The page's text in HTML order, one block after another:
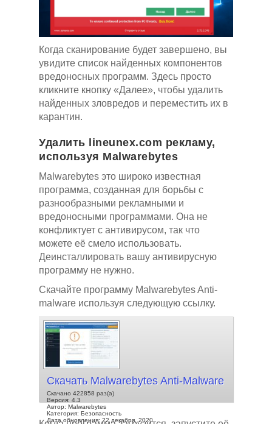
Когда сканирование будет завершено, вы
увидите список найденных компонентов
вредоносных программ. Здесь просто
кликните кнопку «Далее», чтобы удалить
найденных зловредов и переместить их в
карантин.
Удалить lineunex.com рекламу,
используя Malwarebytes
Malwarebytes это широко известная
программа, созданная для борьбы с
разнообразными рекламными и
вредоносными программами. Она не
конфликтует с антивирусом, так что
можете её смело использовать.
Деинсталлировать вашу антивирусную
программу не нужно.
Скачайте программу Malwarebytes Anti-
malware используя следующую ссылку.
Скачать Malwarebytes Anti-Malware
Скачано 422858 раз(а)
Версия: 4.3
Автор: Malwarebytes
Категория: Безопасность
Дата обновления: 22 декабря, 2020